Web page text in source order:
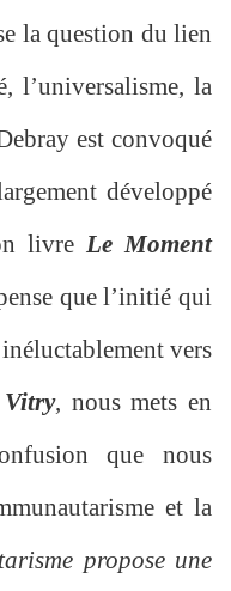
la question du lien
l’universalisme, la
est convoqué
développé
livreLe Moment
que l’initié qui
vers
, nous mets en
que nous
et la
propose une